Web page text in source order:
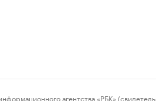
агентства «РБК»